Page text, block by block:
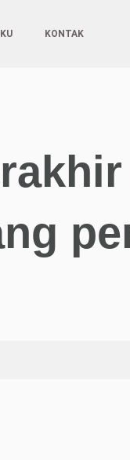
KONTAK